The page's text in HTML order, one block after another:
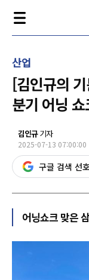
산업
[김인규의
분기 어닝
김인규기자
2025-07-13 07:00:00
구글 검색 선
어닝쇼크 맞은